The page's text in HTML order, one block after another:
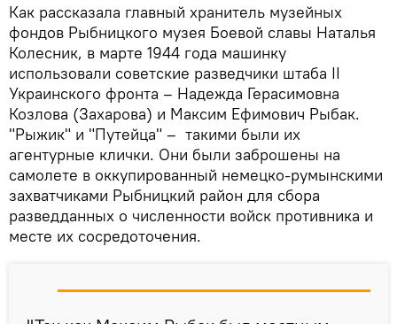
Как рассказала главный хранитель музейных
фондов Рыбницкого музея Боевой славы Наталья
Колесник, в марте 1944 года машинку
использовали советские разведчики штаба II
Украинского фронта – Надежда Герасимовна
Козлова (Захарова) и Максим Ефимович Рыбак.
"Рыжик" и "Путейца" – такими были их
агентурные клички. Они были заброшены на
самолете в оккупированный немецко-румынскими
захватчиками Рыбницкий район для сбора
разведданных о численности войск противника и
месте их сосредоточения.